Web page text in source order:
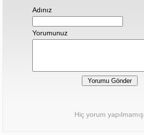
Adınız
Yorumunuz
Hiç yorum yapılmamış.